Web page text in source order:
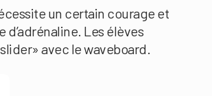
un certain courage et
d’adrénaline. Les élèves
avec le waveboard.